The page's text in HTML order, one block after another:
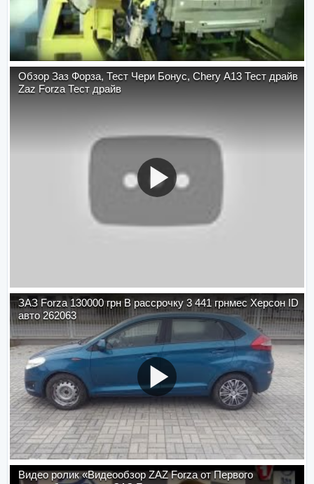
Обзор Заз Форза, Тест Чери Бонус, Chery A13 Тест драйв
Zaz Forza Тест драйв
ЗАЗ Forza 130000 грн В рассрочку 3 441 грнмес Херсон ID
авто 262063
Видео ролик «Видеообзор ZAZ Forza от Первого